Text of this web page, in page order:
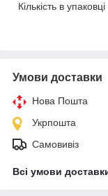
Кількість в упаковці
Умови доставки
Нова Пошта
Укрпошта
Самовивіз
Всі умови